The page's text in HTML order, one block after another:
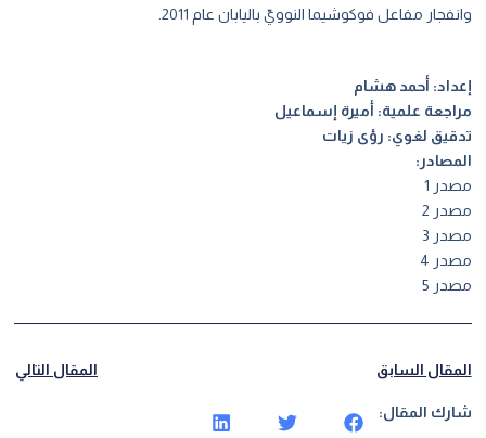
وانفجار مفاعل فوكوشيما النوويّ باليابان عام 2011.
إعداد: أحمد هشام
مراجعة علمية: أميرة إسماعيل
تدقيق لغوي: رؤى زيات
المصادر:
مصدر 1
مصدر 2
مصدر 3
مصدر 4
مصدر 5
المقال السابق المقال التالي
شارك المقال: